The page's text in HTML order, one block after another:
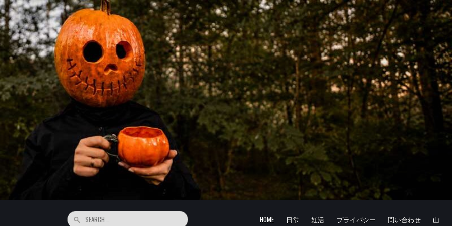
Search
HOME 日常 妊活 プライバシー 問い合わせ 山